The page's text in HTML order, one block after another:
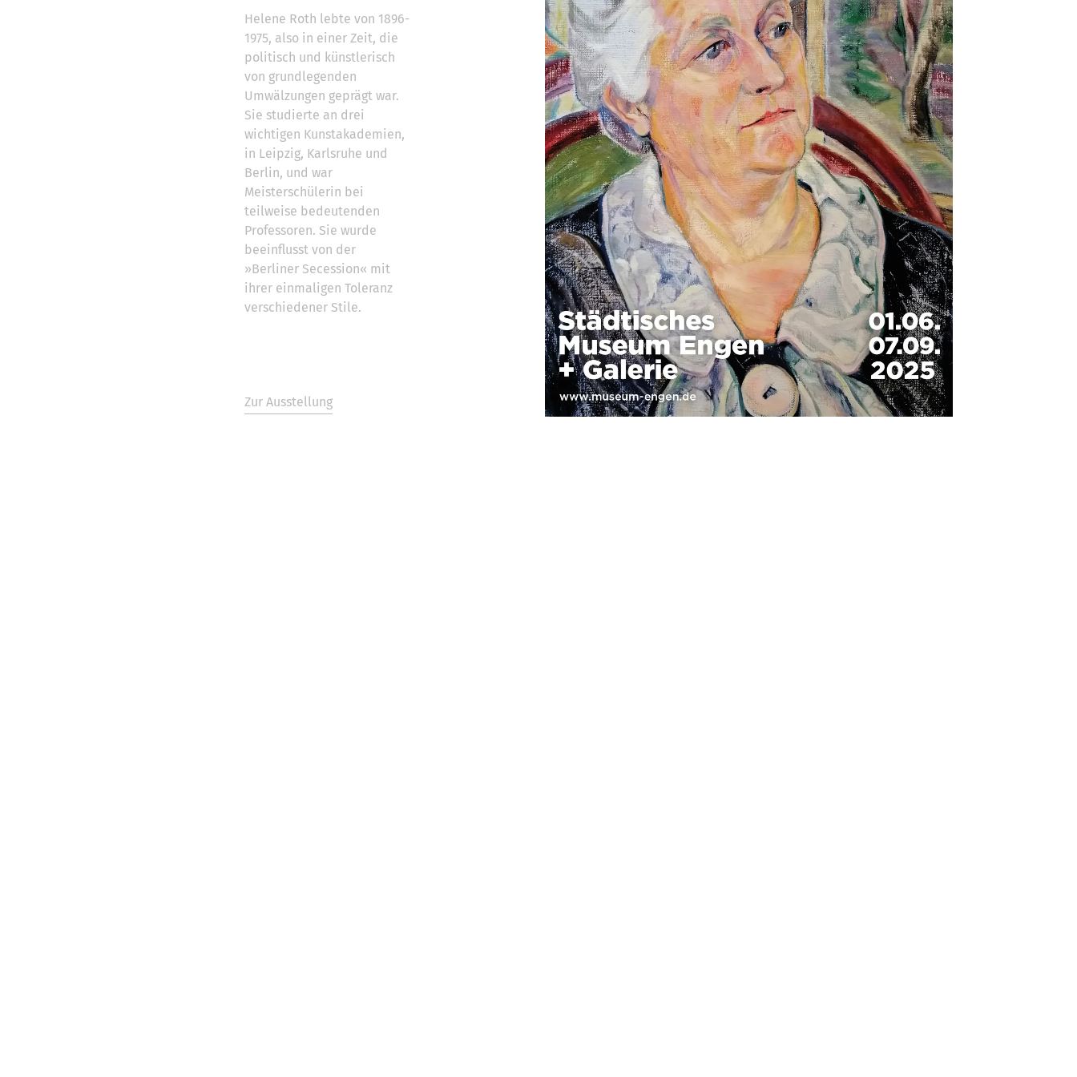
Helene Roth lebte von 1896-
1975, also in einer Zeit, die
politisch und künstlerisch
von grundlegenden
Umwälzungen geprägt war.
Sie studierte an drei
wichtigen Kunstakademien,
in Leipzig, Karlsruhe und
Berlin, und war
Meisterschülerin bei
teilweise bedeutenden
Professoren. Sie wurde
beeinflusst von der
»Berliner Secession« mit
ihrer einmaligen Toleranz
verschiedener Stile.
Zur Ausstellung